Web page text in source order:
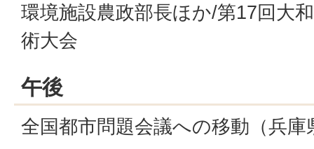
環境施設農政部長ほか/第17回大
術大会
午後
全国都市問題会議への移動（兵庫